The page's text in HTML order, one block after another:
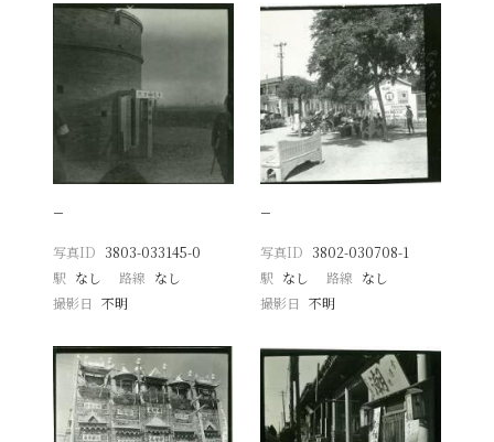
−
写真ID 3803-033145-0
駅 なし 路線 なし
撮影日
不明
−
写真ID 3802-030708-1
駅 なし 路線 なし
撮影日 不明